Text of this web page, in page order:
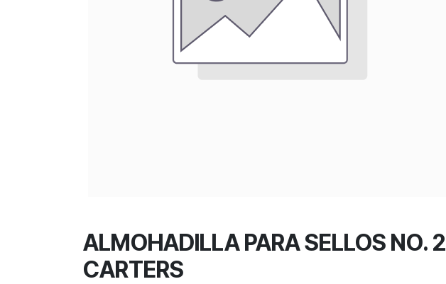
ALMOHADILLA PARA SELLOS NO. 2
CARTERS